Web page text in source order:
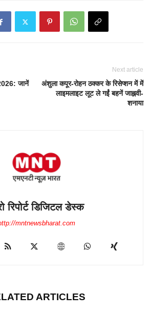
जानें
Next article
अंशुला कपूर-रोहन ठक्कर के रिसेप्शन में में
लाइमलाइट लूट ले गईं बहनें जाह्नवी-
शनाया
रिपोर्ट डिजिटल डेस्क
mntnewsbharat.com
ARTICLES